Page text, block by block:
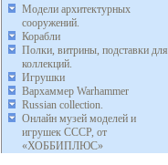
Модели архитектурных
сооружений.
Корабли
Полки, витрины, подставки для
коллекций.
Игрушки
Вархаммер Warhammer
Russian collection.
Онлайн музей моделей и
игрушек СССР, от
«ХОББИПЛЮС»